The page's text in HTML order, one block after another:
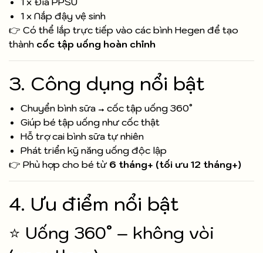
1 x Nắp đậy vệ sinh
👉 Có thể lắp trực tiếp vào các bình Hegen để tạo
thành cốc tập uống hoàn chỉnh
3. Công dụng nổi bật
Chuyển bình sữa → cốc tập uống 360°
Giúp bé tập uống như cốc thật
Hỗ trợ cai bình sữa tự nhiên
Phát triển kỹ năng uống độc lập
👉 Phù hợp cho bé từ 6 tháng+ (tối ưu 12 tháng+)
4. Ưu điểm nổi bật
⭐ Uống 360° – không vòi